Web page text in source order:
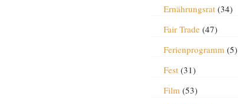
Ernährungsrat(34)
Fair Trade(47)
Ferienprogramm(5)
Fest(31)
Film(53)